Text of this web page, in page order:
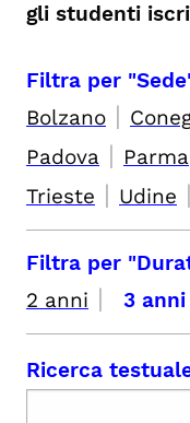
gli studenti
Filtra per
Bolzano |
Padova | Parma
Trieste | Udine |
Filtra per
2 anni | 3 anni
Ricerca